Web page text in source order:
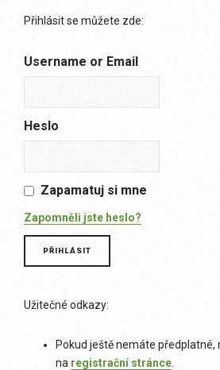
Přihlásit se můžete zde:
Username or Email
Heslo
Zapamatuj si mne
Zapomněli jste heslo?
Užitečné odkazy:
Pokud ještě nemáte předplatné,
na registrační stránce